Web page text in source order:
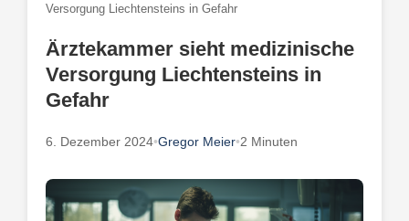
Versorgung Liechtensteins in Gefahr
Ärztekammer sieht medizinische
Versorgung Liechtensteins in
Gefahr
6. Dezember 2024•Gregor Meier•2 Minuten